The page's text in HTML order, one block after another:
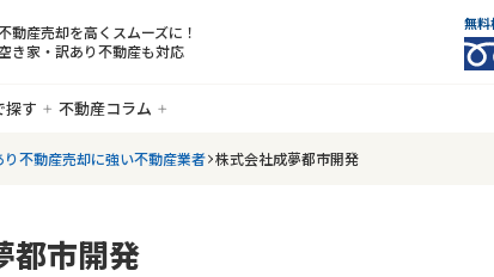
動産売却を高くスムーズに！
き家・訳あり不動産も対応
探す 不動産コラム
り不動産売却に強い不動産業者 株式会社成夢都市開発
都市開発